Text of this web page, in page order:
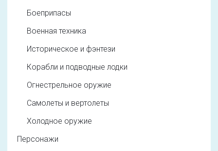
Боеприпасы
Военная техника
Историческое и фэнтези
Корабли и подводные лодки
Огнестрельное оружие
Самолеты и вертолеты
Холодное оружие
Персонажи